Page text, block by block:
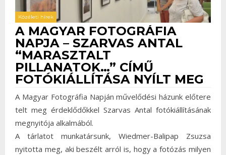
Közéleti hírek
A MAGYAR FOTOGRÁFIA
NAPJA – SZARVAS ANTAL
“MARASZTALT
PILLANATOK…” CÍMŰ
FOTÓKIÁLLÍTÁSA NYÍLT MEG
A Magyar Fotográfia Napján művelődési házunk előtere
telt meg érdeklődőkkel Szarvas Antal fotókiállításának
megnyitója alkalmából.
A tárlatot munkatársunk, Wiedmer-Balipap Zsuzsa
nyitotta meg, aki beszélt arról is, hogy a fotózás milyen